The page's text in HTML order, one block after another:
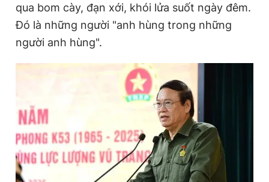
qua bom cày, đạn xới, khói lửa suốt ngày đêm.
Đó là những người "anh hùng trong những
người anh hùng".